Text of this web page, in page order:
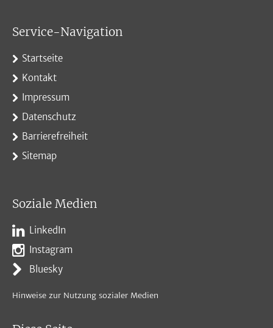
Service-Navigation
Startseite
Kontakt
Impressum
Datenschutz
Barrierefreiheit
Sitemap
Soziale Medien
LinkedIn
Instagram
Bluesky
Hinweise zur Nutzung sozialer Medien